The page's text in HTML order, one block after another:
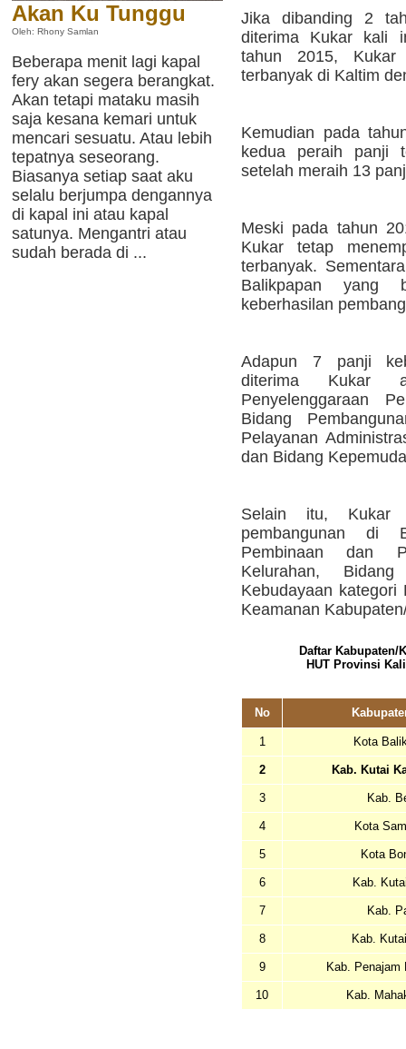
Akan Ku Tunggu
Oleh: Rhony Samlan
Beberapa menit lagi kapal
fery akan segera berangkat.
Akan tetapi mataku masih
saja kesana kemari untuk
mencari sesuatu. Atau lebih
tepatnya seseorang.
Biasanya setiap saat aku
selalu berjumpa dengannya
di kapal ini atau kapal
satunya. Mengantri atau
sudah berada di ...
Jika dibanding 2
diterima Kukar kali
tahun 2015,
terbanyak di Kaltim
Kemudian pada
kedua peraih panji
setelah meraih 13
Meski pada tahun
Kukar tetap
terbanyak.
Balikpapan yang
keberhasilan
Adapun 7 panji
diterima Kukar
Penyelenggaraan
Bidang
Pelayanan
dan Bidang
Selain itu, Kukar
pembangunan di
Pembinaan dan
Kelurahan,
Kebudayaan kategori
Keamanan
Daftar
HUT Provinsi
No
1 Kota
2 Kab. Kutai
3 Kab.
4 Kota
5 Kota
6 Kab.
7 Kab.
8 Kab.
9 Kab. Penajam
10 Kab.